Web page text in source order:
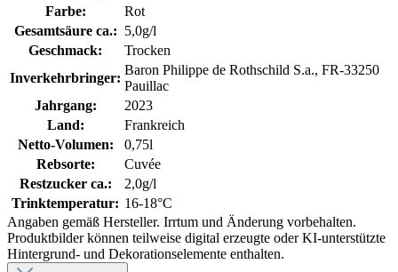
Farbe:
Rot
Gesamtsäure ca.: 5,0g/l
Geschmack:
Trocken
Inverkehrbringer:
Baron Philippe de Rothschild S.a., FR-33250
Pauillac
Jahrgang:
2023
Land:
Frankreich
Netto-Volumen:
0,75l
Rebsorte:
Cuvée
Restzucker ca.:
2,0g/l
Trinktemperatur: 16-18°C
Angaben gemäß Hersteller. Irrtum und Änderung vorbehalten.
Produktbilder können teilweise digital erzeugte oder KI-unterstützte
Hintergrund- und Dekorationselemente enthalten.